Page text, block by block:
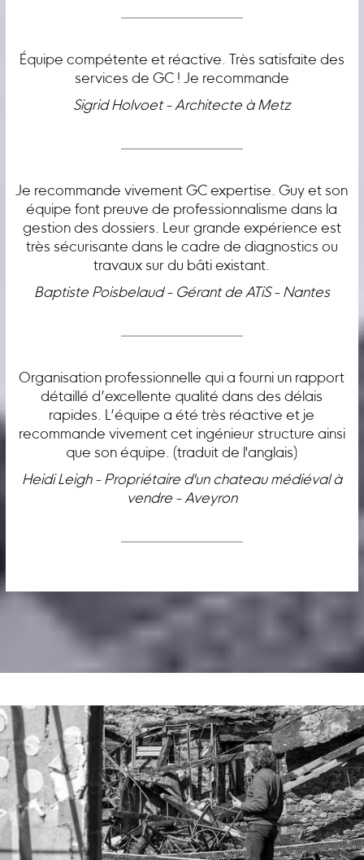
Équipe compétente et réactive. Très satisfaite des
services de GC ! Je recommande
Sigrid Holvoet - Architecte à Metz
Je recommande vivement GC expertise. Guy et son
équipe font preuve de professionnalisme dans la
gestion des dossiers. Leur grande expérience est
très sécurisante dans le cadre de diagnostics ou
travaux sur du bâti existant.
Baptiste Poisbelaud - Gérant de ATiS - Nantes
Organisation professionnelle qui a fourni un rapport
détaillé d’excellente qualité dans des délais
rapides. L’équipe a été très réactive et je
recommande vivement cet ingénieur structure ainsi
que son équipe. (traduit de l'anglais)
Heidi Leigh - Propriétaire d'un chateau médiéval à
vendre - Aveyron